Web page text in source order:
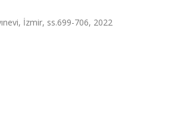
İzmir, ss.699-706, 2022